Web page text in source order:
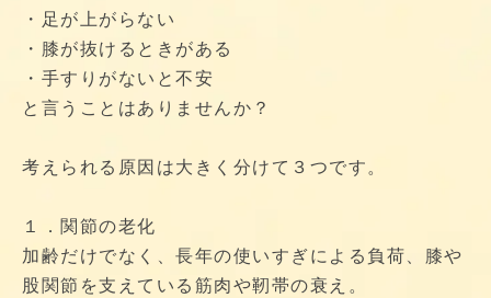
・足が上がらない
・膝が抜けるときがある
・手すりがないと不安
と言うことはありませんか？
考えられる原因は大きく分けて３つです。
１．関節の老化
加齢だけでなく、長年の使いすぎによる負荷、膝や
股関節を支えている筋肉や靭帯の衰え。